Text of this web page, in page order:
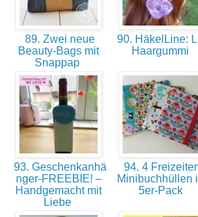
89. Zwei neue
Beauty-Bags mit
Snappap
90. HäkelLine:
Haargummi
93. Geschenkanhä
nger-FREEBIE! –
Handgemacht mit
Liebe
94. 4
Minibuchhüllen
5er-Pack